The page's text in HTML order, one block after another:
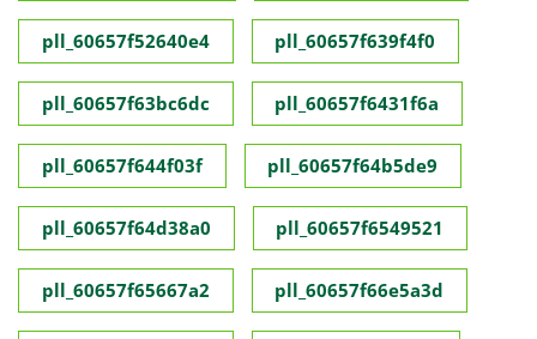
pll_60657f52640e4 pll_60657f639f4f0
pll_60657f63bc6dc pll_60657f6431f6a
pll_60657f644f03f pll_60657f64b5de9
pll_60657f64d38a0 pll_60657f6549521
pll_60657f65667a2 pll_60657f66e5a3d